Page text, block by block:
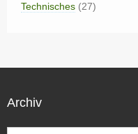
Technisches (27)
Archiv